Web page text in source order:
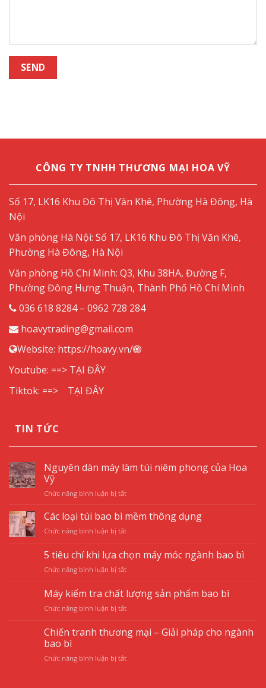
CÔNG TY TNHH THƯƠNG MẠI HOA VỸ
Số 17, LK16 Khu Đô Thị Văn Khê, Phường Hà Đông, Hà
Nội
Văn phòng Hà Nội: Số 17, LK16 Khu Đô Thị Văn Khê,
Phường Hà Đông, Hà Nội
Văn phòng Hồ Chí Minh: Q3, Khu 38HA, Đường F,
Phường Đông Hưng Thuận, Thành Phố Hồ Chí Minh
036 618 8284 – 0962 728 284
hoavytrading@gmail.com
Website: https://hoavy.vn/
Youtube: ==> TẠI ĐÂY
Tiktok: ==> TẠI ĐÂY
TIN TỨC
Nguyên dàn máy làm túi niêm phong của Hoa
Vỹ
Chức năng bình luận bị tắtở
dàn
máy
làm
niêm
phong
của
Vỹ
Các loại túi bao bì mềm thông dụng
Chức năng bình luận bị tắtở
túi
bao
mềm
thông
dụng
5 tiêu chí khi lựa chọn máy móc ngành bao bì
Chức năng bình luận bị tắtở
tiêu
chí
khi
chọn
máy
ngành
Máy kiểm tra chất lượng sản phẩm bao bì
Chức năng bình luận bị tắtở
tra
lượng
Chiến tranh thương mại – Giải pháp cho ngành
bao bì
Chức năng bình luận bị tắtở